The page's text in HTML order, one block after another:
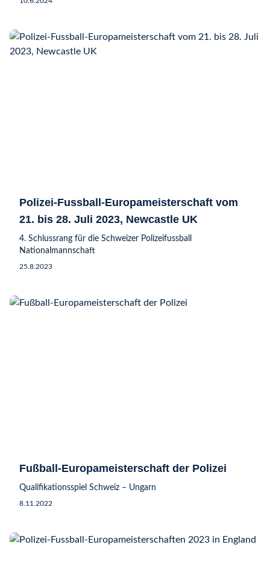
Polizei-Fussball-Europameisterschaft vom
21. bis 28. Juli 2023, Newcastle UK
4. Schlussrang für die Schweizer Polizeifussball
Nationalmannschaft
25.8.2023
Fußball-Europameisterschaft der Polizei
Qualifikationsspiel Schweiz – Ungarn
8.11.2022